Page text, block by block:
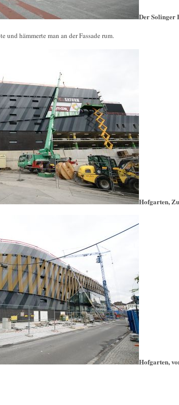
Der Solinger
und hämmerte man an der Fassade rum.
Hofgarten,
Hofgarten,